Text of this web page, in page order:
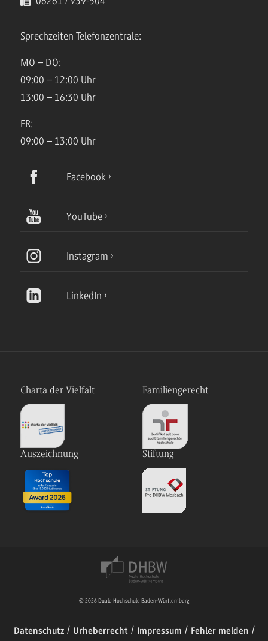
Sprechzeiten Telefonzentrale:
MO – DO:
09:00 – 12:00 Uhr
13:00 – 16:30 Uhr
FR:
09:00 – 13:00 Uhr
Facebook
YouTube
Instagram
LinkedIn
Charta der Vielfalt Familiengerecht
Auszeichnung Stiftung
© 2026 Duale Hochschule Baden-Württemberg
Datenschutz Urheberrecht Impressum Fehler melden